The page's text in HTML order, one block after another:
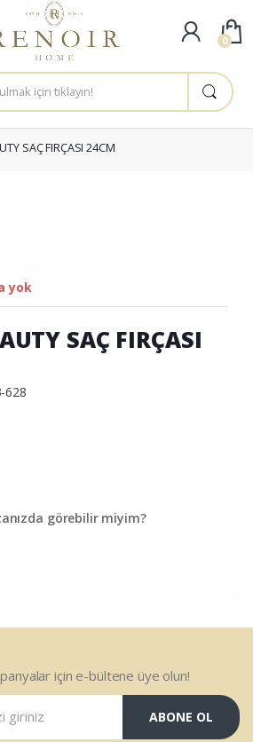
SAÇ FIRÇASI 24CM
yok
SAÇ FIRÇASI
628
görebilir miyim?
için e-bültene üye olun!
ABONE OL
0